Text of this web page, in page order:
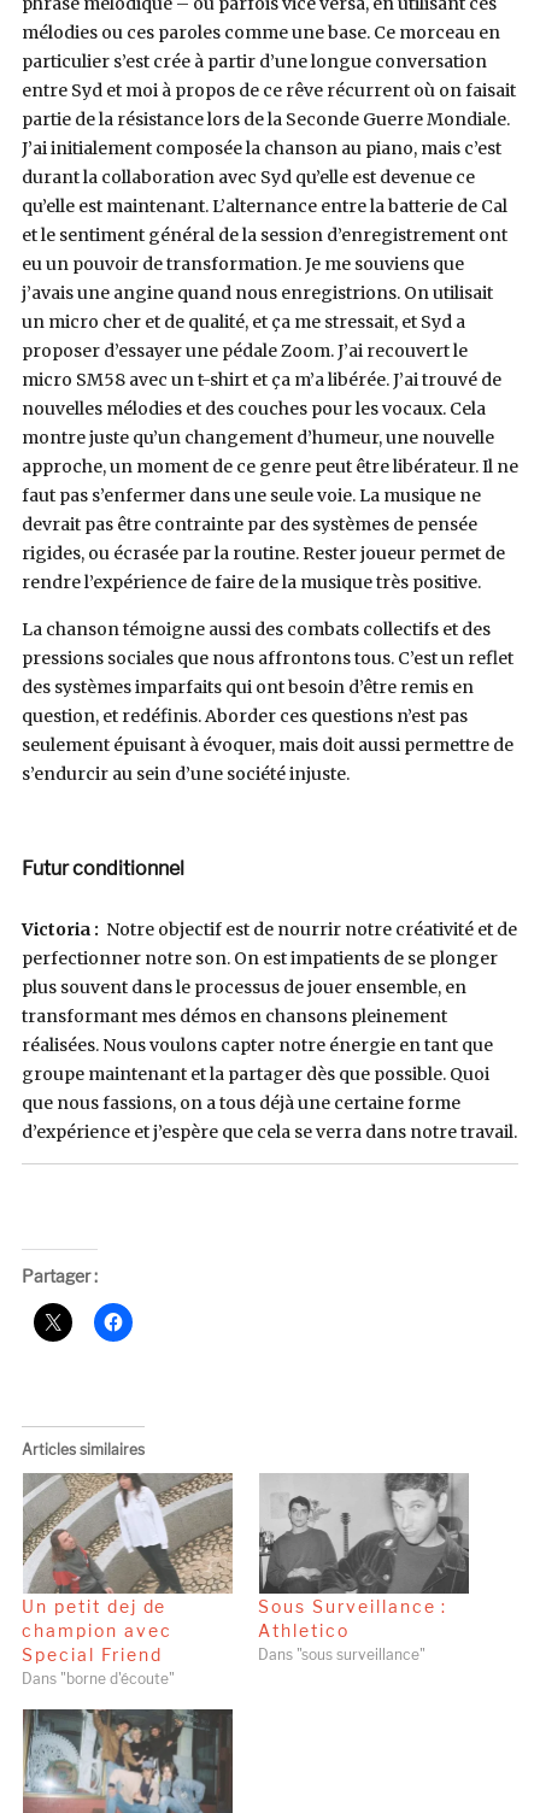
mélodies ou ces paroles comme une base. Ce morceau en
particulier s’est crée à partir d’une longue conversation
entre Syd et moi à propos de ce rêve récurrent où on faisait
partie de la résistance lors de la Seconde Guerre Mondiale.
J’ai initialement composée la chanson au piano, mais c’est
durant la collaboration avec Syd qu’elle est devenue ce
qu’elle est maintenant. L’alternance entre la batterie de Cal
et le sentiment général de la session d’enregistrement ont
eu un pouvoir de transformation. Je me souviens que
j’avais une angine quand nous enregistrions. On utilisait
un micro cher et de qualité, et ça me stressait, et Syd a
proposer d’essayer une pédale Zoom. J’ai recouvert le
micro SM58 avec un t-shirt et ça m’a libérée. J’ai trouvé de
nouvelles mélodies et des couches pour les vocaux. Cela
montre juste qu’un changement d’humeur, une nouvelle
approche, un moment de ce genre peut être libérateur. Il ne
faut pas s’enfermer dans une seule voie. La musique ne
devrait pas être contrainte par des systèmes de pensée
rigides, ou écrasée par la routine. Rester joueur permet de
rendre l’expérience de faire de la musique très positive.
La chanson témoigne aussi des combats collectifs et des
pressions sociales que nous affrontons tous. C’est un reflet
des systèmes imparfaits qui ont besoin d’être remis en
question, et redéfinis. Aborder ces questions n’est pas
seulement épuisant à évoquer, mais doit aussi permettre de
s’endurcir au sein d’une société injuste.
Futur conditionnel
Victoria : Notre objectif est de nourrir notre créativité et de
perfectionner notre son. On est impatients de se plonger
plus souvent dans le processus de jouer ensemble, en
transformant mes démos en chansons pleinement
réalisées. Nous voulons capter notre énergie en tant que
groupe maintenant et la partager dès que possible. Quoi
que nous fassions, on a tous déjà une certaine forme
d’expérience et j’espère que cela se verra dans notre travail.
Partager :
Articles similaires
Un petit dej de
champion avec
Special Friend
Dans "borne d'écoute"
Sous Surveillance :
Athletico
Dans "sous surveillance"